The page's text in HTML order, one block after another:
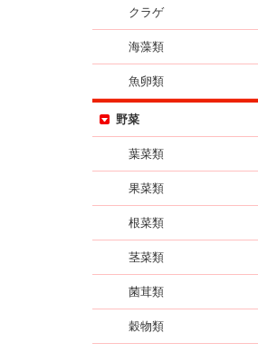
クラゲ
海藻類
魚卵類
野菜
葉菜類
果菜類
根菜類
茎菜類
菌茸類
穀物類